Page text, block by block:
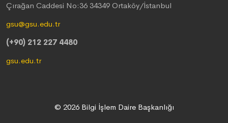
Çırağan Caddesi No:36 34349 Ortaköy/İstanbul
gsu@gsu.edu.tr
(+90) 212 227 4480
gsu.edu.tr
© 2026 Bilgi İşlem Daire Başkanlığı